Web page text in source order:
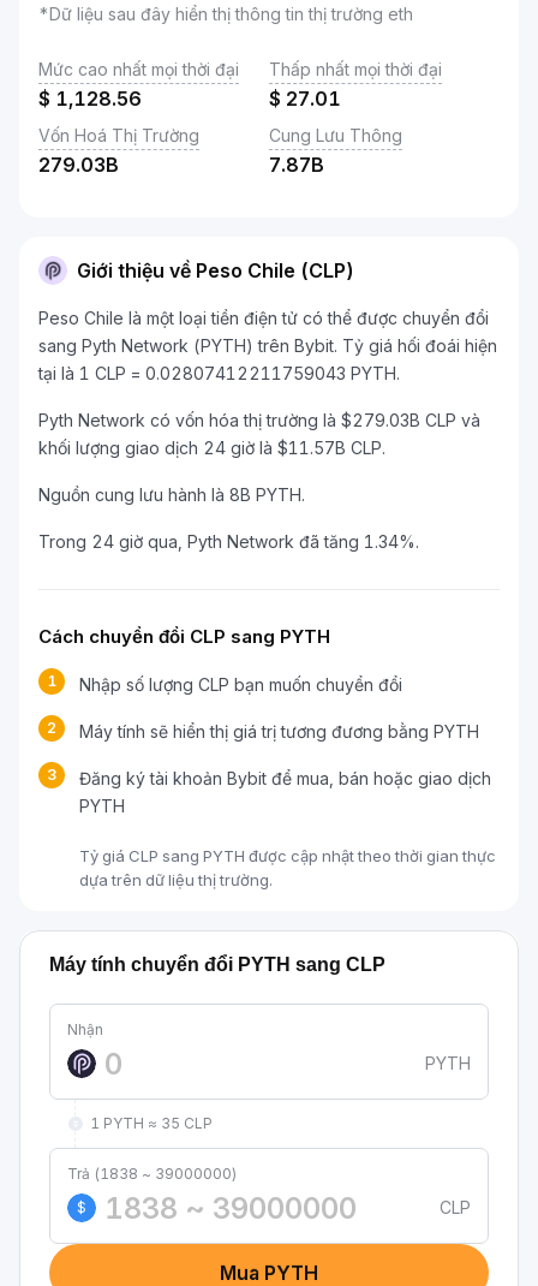
*Dữ liệu sau đây hiển thị thông tin thị trường eth
Mức cao nhất mọi thời đại
$ 1,128.56
Thấp nhất mọi thời đại
$ 27.01
Vốn Hoá Thị Trường
279.03B
Cung Lưu Thông
7.87B
Giới thiệu về Peso Chile (CLP)
Peso Chile là một loại tiền điện tử có thể được chuyển đổi
sang Pyth Network (PYTH) trên Bybit. Tỷ giá hối đoái hiện
tại là 1 CLP = 0.02807412211759043 PYTH.
Pyth Network có vốn hóa thị trường là $279.03B CLP và
khối lượng giao dịch 24 giờ là $11.57B CLP.
Nguồn cung lưu hành là 8B PYTH.
Trong 24 giờ qua, Pyth Network đã tăng 1.34%.
Cách chuyển đổi CLP sang PYTH
1 Nhập số lượng CLP bạn muốn chuyển đổi
2 Máy tính sẽ hiển thị giá trị tương đương bằng PYTH
3
Đăng ký tài khoản Bybit để mua, bán hoặc giao dịch
PYTH
Tỷ giá CLP sang PYTH được cập nhật theo thời gian thực
dựa trên dữ liệu thị trường.
Máy tính chuyển đổi PYTH sang CLP
Nhận
PYTH
1 PYTH ≈ 35 CLP
Trả (1838 ~ 39000000)
$
CLP
Mua PYTH